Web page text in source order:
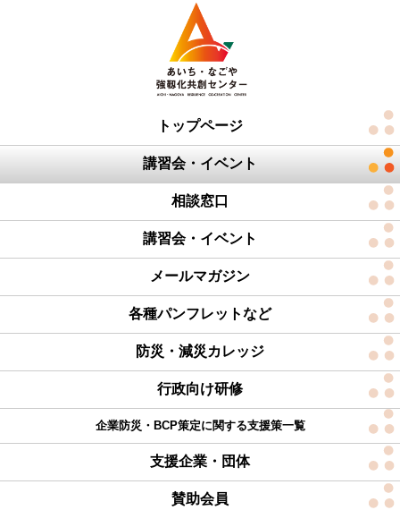
トップページ
講習会・イベント
相談窓口
講習会・イベント
メールマガジン
各種パンフレットなど
防災・減災カレッジ
行政向け研修
企業防災・BCP策定に関する支援策一覧
支援企業・団体
賛助会員